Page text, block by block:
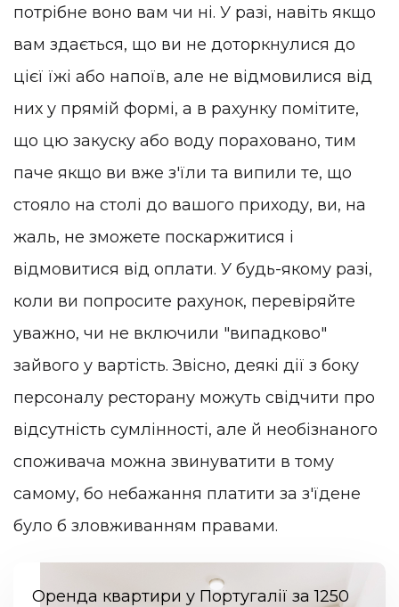
потрібне воно вам чи ні. У разі, навіть якщо
вам здається, що ви не доторкнулися до
цієї їжі або напоїв, але не відмовилися від
них у прямій формі, а в рахунку помітите,
що цю закуску або воду пораховано, тим
паче якщо ви вже з'їли та випили те, що
стояло на столі до вашого приходу, ви, на
жаль, не зможете поскаржитися і
відмовитися від оплати. У будь-якому разі,
коли ви попросите рахунок, перевіряйте
уважно, чи не включили "випадково"
зайвого у вартість. Звісно, деякі дії з боку
персоналу ресторану можуть свідчити про
відсутність сумлінності, але й необізнаного
споживача можна звинуватити в тому
самому, бо небажання платити за з'їдене
було б зловживанням правами.
Оренда квартири у Португалії за 1250